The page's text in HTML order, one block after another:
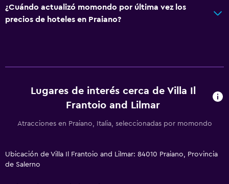
¿Cuándo actualizó momondo por última vez los
precios de hoteles en Praiano?
Lugares de interés cerca de Villa Il
Frantoio and Lilmar
Atracciones en Praiano, Italia, seleccionadas por momondo
Ubicación de Villa Il Frantoio and Lilmar: 84010 Praiano, Provincia
de Salerno